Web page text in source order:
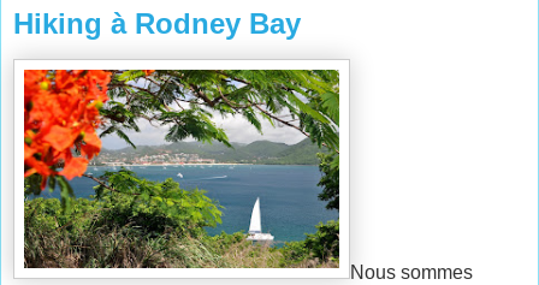
Hiking à Rodney Bay
Nous sommes